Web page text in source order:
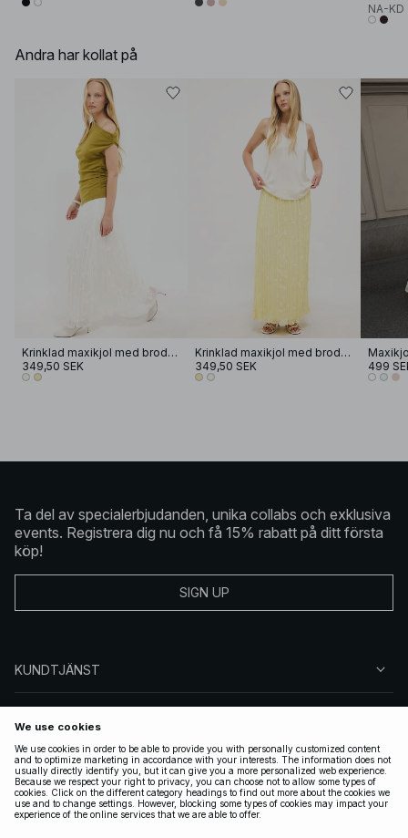
NA-KD
Andra har kollat på
Krinklad maxikjol med broderi
349,50 SEK
Krinklad maxikjol med broderi
349,50 SEK
499
Ta del av specialerbjudanden, unika collabs och exklusiva
events. Registrera dig nu och få 15% rabatt på ditt första
köp!
SIGN UP
KUNDTJÄNST
FÖLJ OSS
JURIDISKT